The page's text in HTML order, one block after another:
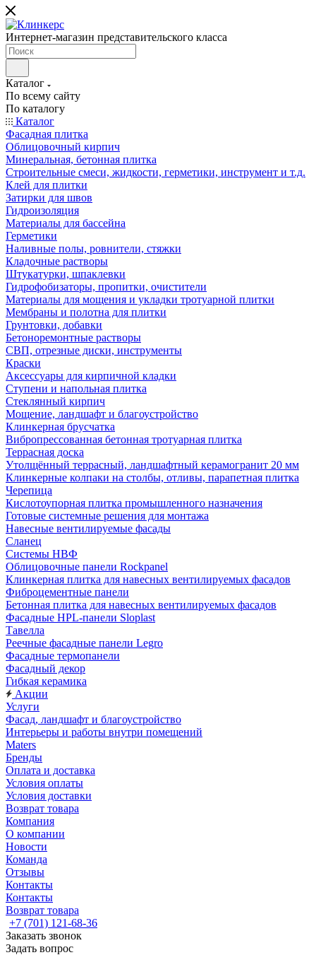
Интернет-магазин представительского класса
Каталог
По всему сайту
По каталогу
Каталог
Фасадная плитка
Облицовочный кирпич
Минеральная, бетонная плитка
Строительные смеси, жидкости, герметики, инструмент и т.д.
Клей для плитки
Затирки для швов
Гидроизоляция
Материалы для бассейна
Герметики
Наливные полы, ровнители, стяжки
Кладочные растворы
Штукатурки, шпаклевки
Гидрофобизаторы, пропитки, очистители
Материалы для мощения и укладки тротуарной плитки
Мембраны и полотна для плитки
Грунтовки, добавки
Бетоноремонтные растворы
СВП, отрезные диски, инструменты
Краски
Аксессуары для кирпичной кладки
Ступени и напольная плитка
Cтеклянный кирпич
Мощение, ландшафт и благоустройство
Клинкерная брусчатка
Вибропрессованная бетонная тротуарная плитка
Террасная доска
Утолщённый террасный, ландшафтный керамогранит 20 мм
Клинкерные колпаки на столбы, отливы, парапетная плитка
Черепица
Кислотоупорная плитка промышленного назначения
Готовые системные решения для монтажа
Навесные вентилируемые фасады
Сланец
Системы НВФ
Облицовочные панели Rockpanel
Клинкерная плитка для навесных вентилируемых фасадов
Фиброцементные панели
Бетонная плитка для навесных вентилируемых фасадов
Фасадные HPL-панели Sloplast
Тавелла
Реечные фасадные панели Legro
Фасадные термопанели
Фасадный декор
Гибкая керамика
Акции
Услуги
Фасад, ландшафт и благоустройство
Интерьеры и работы внутри помещений
Maters
Бренды
Оплата и доставка
Условия оплаты
Условия доставки
Возврат товара
Компания
О компании
Новости
Команда
Отзывы
Контакты
Контакты
Возврат товара
+7 (701) 121-68-36
Заказать звонок
Задать вопрос